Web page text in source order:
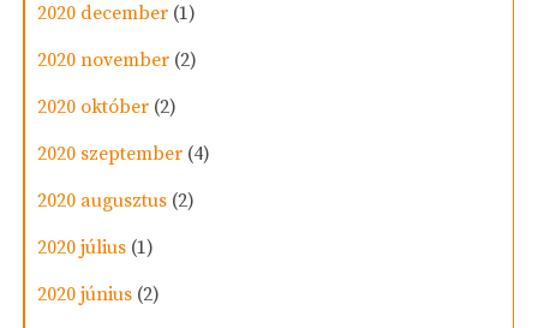
2020 december (1)
2020 november (2)
2020 október (2)
2020 szeptember (4)
2020 augusztus (2)
2020 július (1)
2020 június (2)